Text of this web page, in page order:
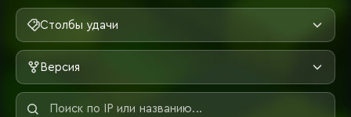
Столбы удачи
Версия